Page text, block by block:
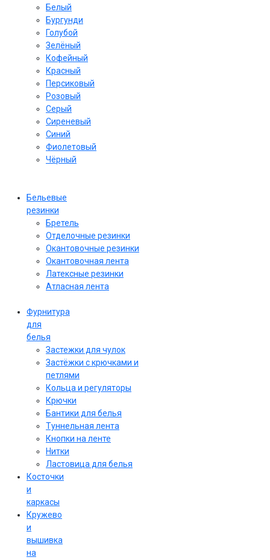
Белый
Бургунди
Голубой
Зелёный
Кофейный
Красный
Персиковый
Розовый
Серый
Сиреневый
Cиний
Фиолетовый
Чёрный
Бельевые
резинки
Бретель
Отделочные резинки
Окантовочные резинки
Окантовочная лента
Латексные резинки
Атласная лента
Фурнитура
для
белья
Застежки для чулок
Застёжки с крючками и
петлями
Кольца и регуляторы
Крючки
Бантики для белья
Туннельная лента
Кнопки на ленте
Нитки
Ластовица для белья
Косточки
и
каркасы
Кружево
и
вышивка
на